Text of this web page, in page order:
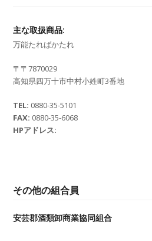
主な取扱商品:
万能たればかたれ
〒〒7870029
高知県四万十市中村小姓町3番地
TEL: 0880-35-5101
FAX: 0880-35-6068
HPアドレス:
その他の組合員
安芸郡酒類卸商業協同組合